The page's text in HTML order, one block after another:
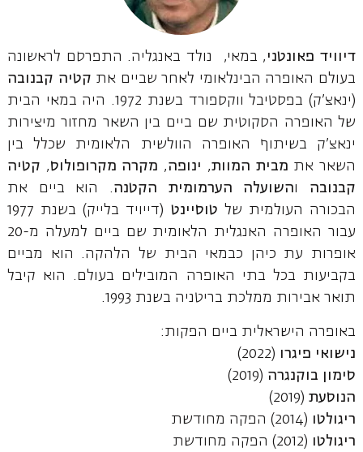
דיוויד פאונטני , במאי, נולד באנגליה. התפרסם לראשונה
בעולם האופרה הבינלאומי לאחר שביים את קטיה קבנובה
(ינאצ'ק) בפסטיבל ווקספורד בשנת 1972. היה במאי הבית
של האופרה הסקוטית שם ביים בין השאר מחזור מיצירות
ינאצ'ק בשיתוף האופרה הוולשית הלאומית שכלל בין
השאר את מבית המוות, ינופה, מקרה מקרופולוס, קטיה
קבנובה והשועלה הערמומית הקטנה. הוא ביים את
הבכורה העולמית של טוסיינט
(דייויד בלייק) בשנת 1977
עבור האופרה האנגלית הלאומית שם ביים למעלה מ-20
אופרות עת כיהן כבמאי הבית של הלהקה. הוא מביים
בקביעות בכל בתי האופרה המובילים בעולם. הוא קיבל
תואר אבירות ממלכת בריטניה בשנת 1993.
באופרה הישראלית ביים הפקות:
נישואי פיגרו (2022)
סימון בוקנגרה (2019)
הנוסעת (2019)
ריגולטו (2014) הפקה מחודשת
ריגולטו (2012) הפקה מחודשת